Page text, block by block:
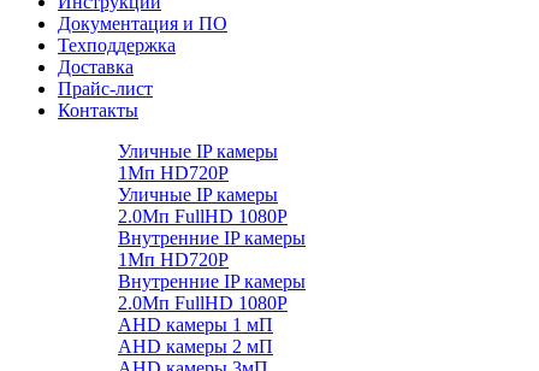
Документация и ПО
Техподдержка
Доставка
Прайс-лист
Контакты
Уличные IP камеры
1Мп HD720P
Уличные IP камеры
2.0Мп FullHD 1080P
Внутренние IP камеры
1Мп HD720P
Внутренние IP камеры
2.0Мп FullHD 1080P
AHD камеры 1 мП
AHD камеры 2 мП